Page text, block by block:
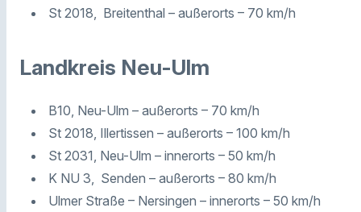
St 2018, Breitenthal – außerorts – 70 km/h
Landkreis Neu-Ulm
B10, Neu-Ulm – außerorts – 70 km/h
St 2018, Illertissen – außerorts – 100 km/h
St 2031, Neu-Ulm – innerorts – 50 km/h
K NU 3, Senden – außerorts – 80 km/h
Ulmer Straße – Nersingen – innerorts – 50 km/h